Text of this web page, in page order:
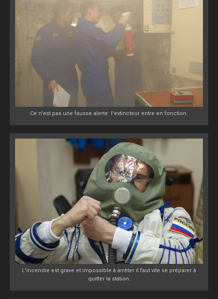
Ce n'est pas une fausse alerte: l'extincteur entre en fonction.
L'incendie est grave et impossible à arrêter il faut vite se préparer à
quitter la station.